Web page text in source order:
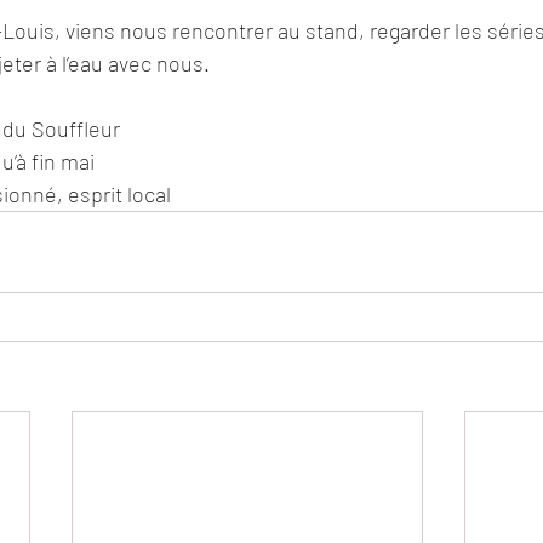
viens nous rencontrer au stand, regarder les
à l’eau avec nous.
Souffleur
fin mai
esprit local